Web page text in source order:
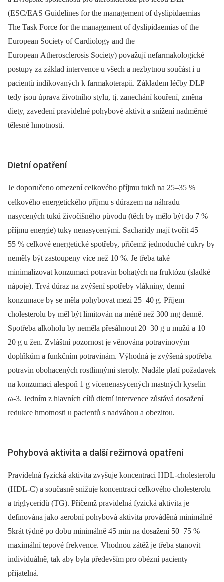
(ESC/EAS Guidelines for the management of dyslipidaemias
The Task Force for the management of dyslipidaemias of the
European Society of Cardiology and the
European Atherosclerosis Society) považují nefarmakologické
postupy za základ intervence u všech a nezbytnou součást i u
pacientů indikovaných k farmako­terapii. Základem léčby DLP
tedy jsou úprava životního stylu, tj. zanechání kouření, změna
diety, zavedení pravidelné pohybové aktivit a snížení nadměrné
tělesné hmotnosti.
Dietní opatření
Je doporučeno omezení celkového příjmu tuků na 25–35 %
celkového energetického příjmu s důrazem na náhradu
nasycených tuků živočišného původu (těch by mělo být do 7 %
příjmu energie) tuky nenasycenými. Sacharidy mají tvořit 45–
55 % celkové energetické spotřeby, přičemž jednoduché cukry by
neměly být zastoupeny více než 10 %. Je třeba také
minimalizovat konzumaci potravin bohatých na fruktózu (sladké
nápoje). Trvá důraz na zvýšení spotřeby vlákniny, denní
konzumace by se měla pohybovat mezi 25–40 g. Příjem
cholesterolu by měl být limitován na méně než 300 mg denně.
Spotřeba alkoholu by neměla přesáhnout 20–30 g u mužů a 10–
20 g u žen. Zvláštní pozornost je věnována potravinovým
doplňkům a funkčním potravinám. Výhodná je zvýšená spotřeba
potravin obohacených rostlinnými steroly. Nadále platí požadavek
na konzumaci alespoň 1 g vícenenasycených mastných kyselin
ω-3. Jedním z hlavních cílů dietní intervence zůstává dosažení
redukce hmotnosti u pacientů s nadváhou a obezitou.
Pohybová aktivita a další režimová opatření
Pravidelná fyzická aktivita zvyšuje koncentraci HDL-cholesterolu
(HDL-C) a současně snižuje koncentraci celkového cholesterolu
a triglyceridů (TG). Přičemž pravidelná fyzická aktivita je
definována jako aerobní pohybová aktivita prováděná minimálně
5krát týdně po dobu minimálně 45 min na dosažení 50–75 %
maximální tepové frekvence. Vhodnou zátěž je třeba stanovit
individuálně, tak aby byla především pro obézní pacienty
přijatelná.